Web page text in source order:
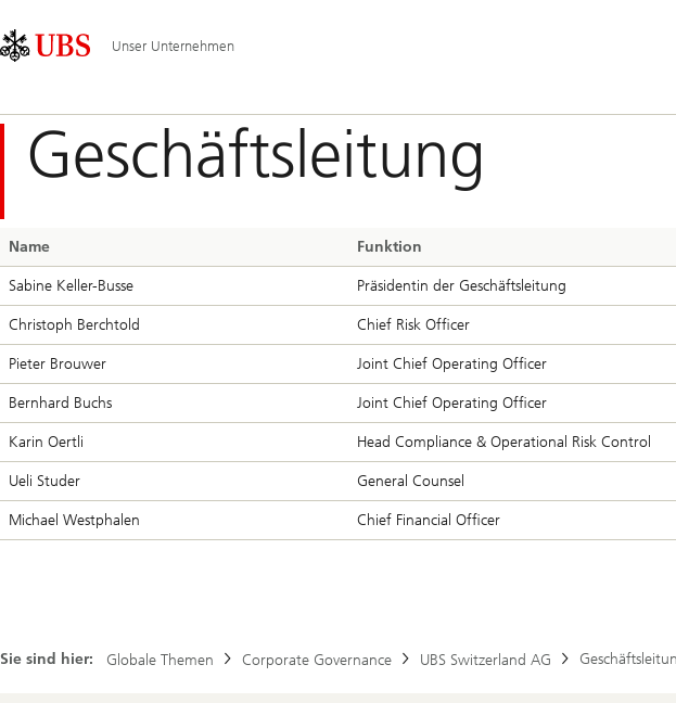
Area
Unser Unternehmen
Geschäftsleitung
Name Funktion
Sabine Keller-Busse Präsidentin der Geschäftsleitung
Christoph Berchtold Chief Risk Officer
Pieter Brouwer Joint Chief Operating Officer
Bernhard Buchs Joint Chief Operating Officer
Karin Oertli Head Compliance & Operational Risk Control
Ueli Studer General Counsel
Michael Westphalen Chief Financial Officer
Sie sind hier: Globale Themen Corporate Governance UBS Switzerland AG